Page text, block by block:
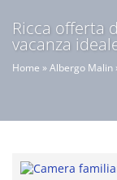
Ricca offerta
vacanza
Home »Albergo Malin